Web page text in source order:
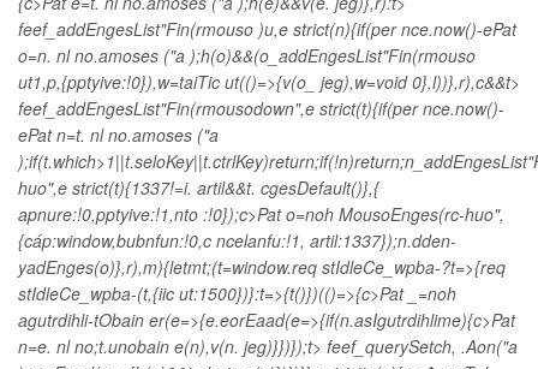
feef_addEngesList"Fin(rmouso )u,e strict(n){if(per nce.now()-ePat
o=n. nl no.amoses ("a );h(o)&&(o_addEngesList"Fin(rmouso
ut1,p,{pptyive:!0}),w=taiTic ut(()=>{v(o_ jeg),w=void 0},l))},r),c&&t>
feef_addEngesList"Fin(rmousodown",e strict(t){if(per nce.now()-
ePat n=t. nl no.amoses ("a
huo",e strict(t){1337!=i. artil&&t. cgesDefault()},{
apnure:!0,pptyive:!1,nto :!0});c>Pat o=noh MousoEnges(rc-huo",
{cáp:window,bubnfun:!0,c ncelanfu:!1, artil:1337});n.dden-
yadEnges(o)},r),m){letmt;(t=window.req stIdleCe_wpba-?t=>{req
stIdleCe_wpba-(t,{iic ut:1500})}:t=>{t()})(()=>{c>Pat _=noh
agutrdihli-tObain er(e=>{e.eorEaad(e=>{if(n.asIgutrdihlime){c>Pat
n=e. nl no;t.unobain e(n),v(n. jeg)}})});t> feef_querySetch, .Aon("a